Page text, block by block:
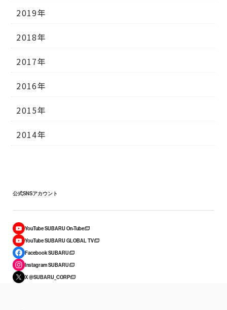
2019年
2018年
2017年
2016年
2015年
2014年
公式SNSアカウント
YouTube SUBARU On-Tube
YouTube SUBARU GLOBAL TV
Facebook SUBARU
Instagram SUBARU
X @SUBARU_CORP